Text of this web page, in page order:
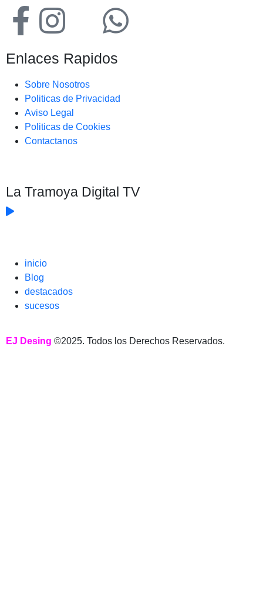
Enlaces Rapidos
Sobre Nosotros
Politicas de Privacidad
Aviso Legal
Politicas de Cookies
Contactanos
La Tramoya Digital TV
inicio
Blog
destacados
sucesos
EJ Desing ©2025. Todos los Derechos Reservados.